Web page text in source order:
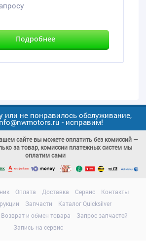
Подробнее
или не понравилось обслуживание,
- исправим!
сайте вы можете оплатить без комиссий —
за товар, комиссии платежных систем мы
оплатим сами
Оплата Доставка Сервис
Контакты
Запчасти
Каталог Quicksilver
Возврат и обмен товара
Запрос запчастей
Запись на сервис